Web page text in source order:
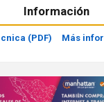
Información
(PDF) Más